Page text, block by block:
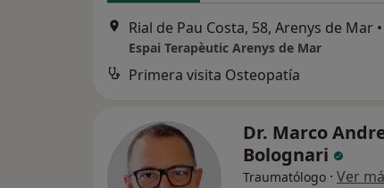
Rial de Pau Costa, 58, Arenys de Mar •
Espai Terapèutic Arenys de Mar
Primera visita Osteopatía
Dr. Marco
Bolognari
Traumatólogo · Ver